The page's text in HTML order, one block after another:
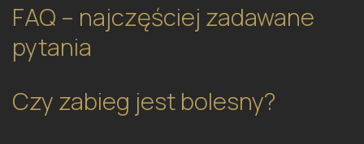
FAQ – najczęściej zadawane
pytania
Czy zabieg jest bolesny?